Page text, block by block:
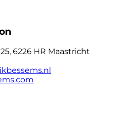
6226 HR Maastricht